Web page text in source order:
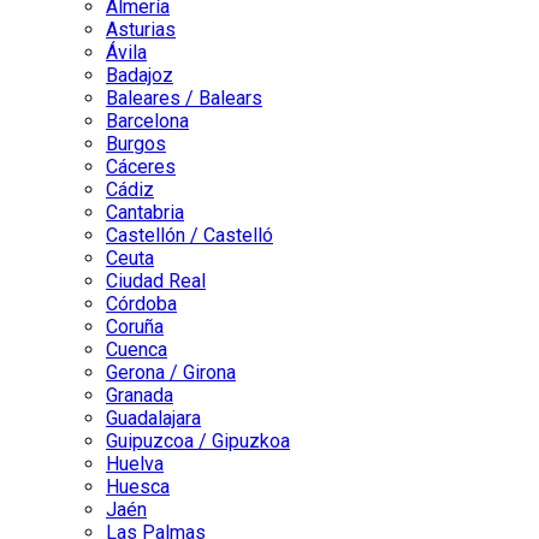
Almería
Asturias
Ávila
Badajoz
Baleares / Balears
Barcelona
Burgos
Cáceres
Cádiz
Cantabria
Castellón / Castelló
Ceuta
Ciudad Real
Córdoba
Coruña
Cuenca
Gerona / Girona
Granada
Guadalajara
Guipuzcoa / Gipuzkoa
Huelva
Huesca
Jaén
Las Palmas